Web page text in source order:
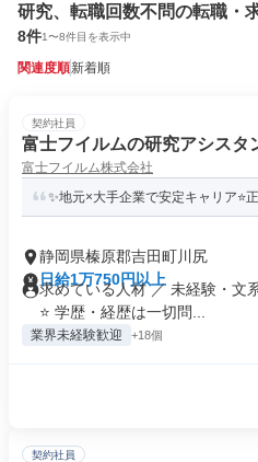
研究、転職回数不問の転職・
8件1〜8件目を表示中
関連度順新着順
契約社員
富士フイルムの研究アシスタ
富士フイルム株式会社
✨地元×大手企業で安定キャリア⭐
静岡県榛原郡吉田町川尻
日給1万750円以上
求めている人材 ／ 未経験・文
⭐ 学歴・経歴は一切問...
業界未経験歓迎 +18個
契約社員